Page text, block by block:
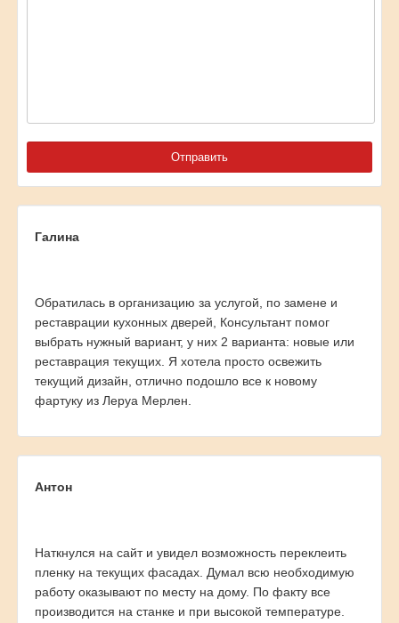
Галина
Обратилась в организацию за услугой, по замене и
реставрации кухонных дверей, Консультант помог
выбрать нужный вариант, у них 2 варианта: новые или
реставрация текущих. Я хотела просто освежить
текущий дизайн, отлично подошло все к новому
фартуку из Леруа Мерлен.
Антон
Наткнулся на сайт и увидел возможность переклеить
пленку на текущих фасадах. Думал всю необходимую
работу оказывают по месту на дому. По факту все
производится на станке и при высокой температуре.